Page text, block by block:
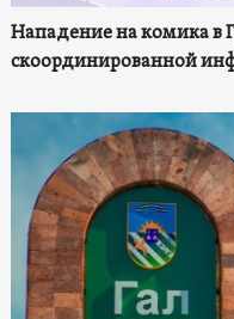
Нападение на комика в
скоординированной